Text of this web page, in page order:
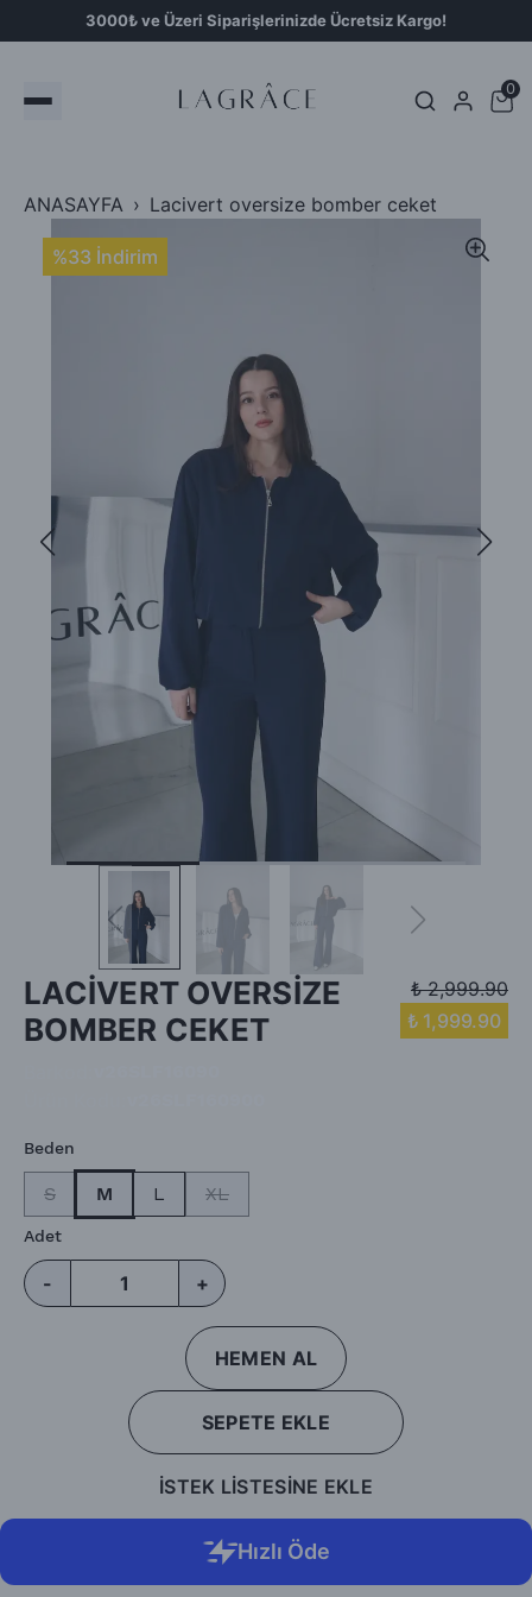
3000₺ ve Üzeri Siparişlerinizde Ücretsiz Kargo!
0
ANASAYFA Lacivert oversize bomber ceket
%33 İndirim
LACİVERT OVERSİZE
BOMBER CEKET
₺ 2,999.90
₺ 1,999.90
Beden
S M L XL
Adet
- +
HEMEN AL
SEPETE EKLE
İSTEK LİSTESİNE EKLE